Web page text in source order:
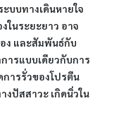
บบทางเดินหายใจ
ในระยะยาว อาจ
ง และสัมพันธ์กับ
ารแบบเดียวกับการ
การรั่วของโปรตีน
ปัสสาวะ เกิดนิ่วใน